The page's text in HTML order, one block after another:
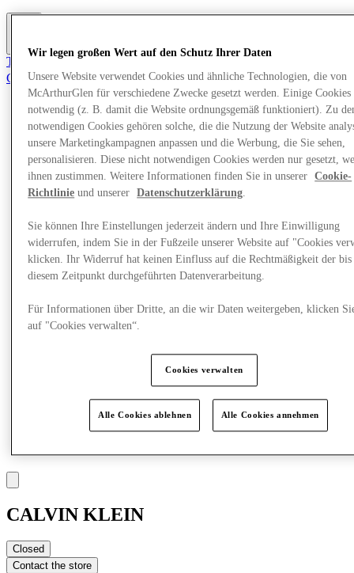
More
Tritt dem Club bei.
Gerettet
de
Geschäfte
Angebote
Besuch
Was läuft
Essen & Trinken
Geschenkkarten
More
CALVIN KLEIN
Closed
Contact the store
Wir legen großen Wert auf den Schutz Ihrer Daten
Unsere Website verwendet Cookies und ähnliche Technologien, die von
McArthurGlen für verschiedene Zwecke gesetzt werden. Einige Cookies
notwendig (z. B. damit die Website ordnungsgemäß funktioniert). Zu
notwendigen Cookies gehören solche, die die Nutzung der Website
unsere Marketingkampagnen anpassen und die Werbung, die Sie sehen,
personalisieren. Diese nicht notwendigen Cookies werden nur gesetzt,
ihnen zustimmen. Weitere Informationen finden Sie in unserer
Cookie-
Richtlinie und unserer Datenschutzerklärung
Sie können Ihre Einstellungen jederzeit ändern und Ihre Einwilligung
widerrufen, indem Sie in der Fußzeile unserer Website auf "Cookies
klicken. Ihr Widerruf hat keinen Einfluss auf die Rechtmäßigkeit der bis
diesem Zeitpunkt durchgeführten Datenverarbeitung.
Für Informationen über Dritte, an die wir Daten weitergeben, klicken
auf "Cookies verwalten“.
Cookies verwalten
Alle Cookies ablehnen Alle Cookies annehmen